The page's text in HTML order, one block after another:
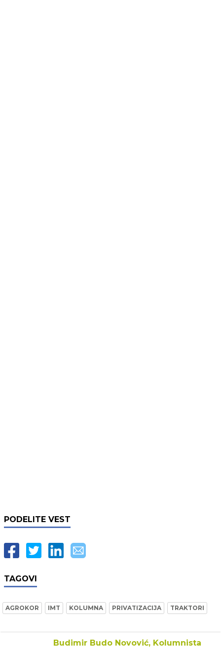
PODELITE VEST
TAGOVI
AGROKOR IMT KOLUMNA PRIVATIZACIJA TRAKTORI
Budimir Budo Novović, Kolumnista